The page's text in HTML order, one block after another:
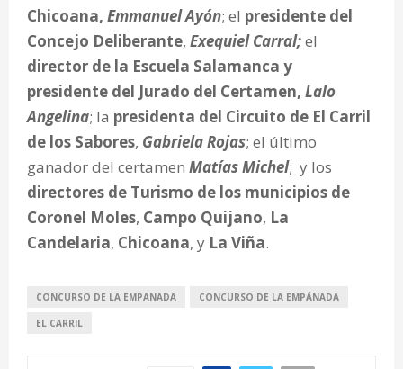
Chicoana, Emmanuel Ayón; el presidente del
Concejo Deliberante, Exequiel Carral;el
director de la Escuela Salamanca y
presidente del Jurado del Certamen, Lalo
Angelina; la presidenta del Circuito de El Carril
de los Sabores, Gabriela Rojas; el último
ganador del certamen Matías Michel; y los
directores de Turismo de los municipios de
Coronel Moles, Campo Quijano, La
Candelaria, Chicoana, y La Viña.
CONCURSO DE LA EMPANADA CONCURSO DE LA EMPÁNADA
EL CARRIL